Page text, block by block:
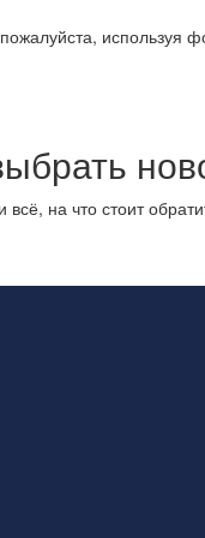
используя
на что стоит